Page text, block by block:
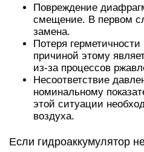
Повреждение
смещение. В первом
замена.
Потеря герметичности
причиной этому
из-за процессов
Несоответствие
номинальному
этой ситуации
воздуха.
Если гидроаккумулятор